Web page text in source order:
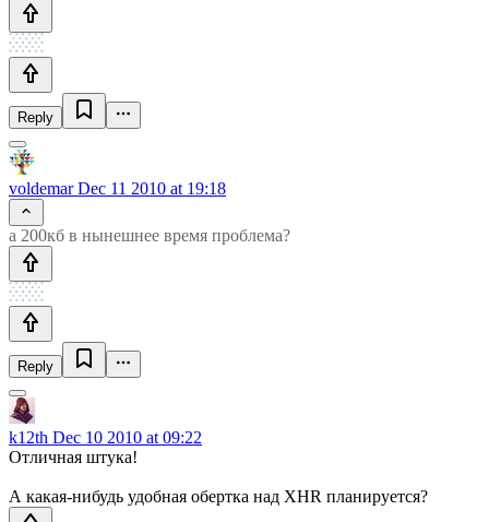
Reply
voldemarDec 11 2010 at 19:18
а 200кб в нынешнее время проблема?
Reply
k12th Dec 10 2010 at 09:22
Отличная штука!
А какая-нибудь удобная обертка над XHR планируется?